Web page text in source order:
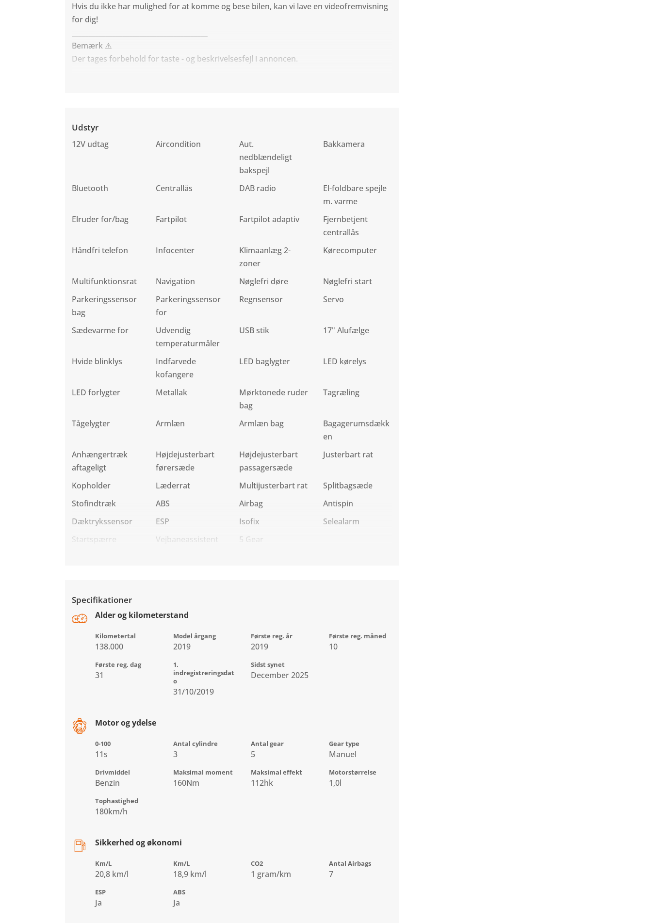
Hvis du ikke har mulighed for at komme og bese bilen, kan vi lave en videofremvisning
for dig!
Bemærk ⚠️
Der tages forbehold for taste - og beskrivelsesfejl i annoncen.
Udstyr
12V udtag Aircondition
Aut.
nedblændeligt
bakspejl
Bakkamera
Bluetooth Centrallås DAB radio
El-foldbare spejle
m. varme
Elruder for/bag
Fartpilot Fartpilot adaptiv
Fjernbetjent
centrallås
Håndfri telefon
Infocenter
Klimaanlæg 2-
zoner
Kørecomputer
Multifunktionsrat Navigation Nøglefri døre
Nøglefri start
Parkeringssensor
bag
Parkeringssensor
for
Regnsensor Servo
Sædevarme for
Udvendig
temperaturmåler
USB stik 17" Alufælge
Hvide blinklys
Indfarvede
kofangere
LED baglygter LED kørelys
LED forlygter Metallak
Mørktonede ruder
bag
Tagræling
Tågelygter Armlæn Armlæn bag
Bagagerumsdækk
en
Anhængertræk
aftageligt
Højdejusterbart
førersæde
Højdejusterbart
passagersæde
Justerbart rat
Kopholder Læderrat Multijusterbart rat
Splitbagsæde
Stofindtræk
ABS Airbag
Antispin
Dæktrykssensor
ESP Isofix
Selealarm
Startspærre
Vejbaneassistent 5 Gear
Specifikationer
Alder og kilometerstand
Kilometertal
138.000
Model årgang
2019
Første reg. år
2019
Første reg. måned
10
Første reg. dag
31
1.
indregistreringsdat
o
31/10/2019
Sidst synet
December 2025
Motor og ydelse
0-100
11s
Antal cylindre
3
Antal gear
5
Gear type
Manuel
Drivmiddel
Benzin
Maksimal moment
160Nm
Maksimal effekt
112hk
Motorstørrelse
1,0l
Tophastighed
180km/h
Sikkerhed og økonomi
Km/L
20,8 km/l
Km/L
18,9 km/l
CO2
1 gram/km
Antal Airbags
7
ESP
Ja
ABS
Ja